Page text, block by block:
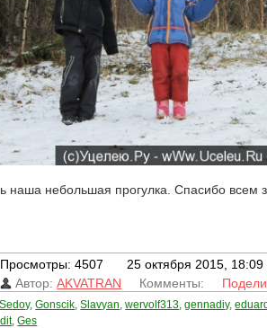
наша небольшая прогулка. Спасибо всем
Просмотры: 4507
25 октября 2015, 18:09
Автор:AKVATRAN Комменты:
Sedoy,Gonscik ,Slavyan ,wervolf313 ,gennadiy,
,Ges